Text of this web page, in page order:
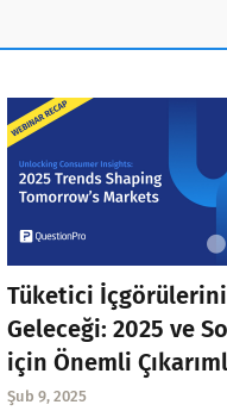
Tüketici
Geleceği: 2025 ve
için Önemli
Şub 9, 2025